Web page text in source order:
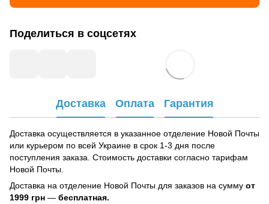
Поделиться в соцсетях
Доставка Оплата Гарантия
Доставка осуществляется в указанное отделение Новой Почты
или курьером по всей Украине в срок 1-3 дня после
поступления заказа. Стоимость доставки согласно тарифам
Новой Почты.
Доставка на отделение Новой Почты для заказов на сумму от
1999 грн — бесплатная.